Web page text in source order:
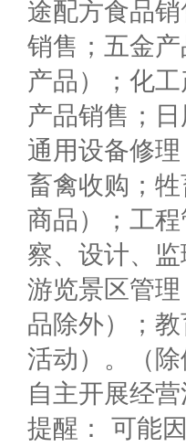
途配方食品
销售；五金
产品）；化
产品销售；
通用设备修
畜禽收购；
商品）；工
察、设计、
游览景区管
品除外）；
活动）。（
自主开展经营
提醒： 可能